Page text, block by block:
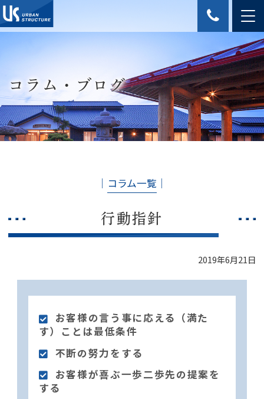
コラム・ブログ
│ コラム一覧 │
行動指針
2019年6月21日
お客様の言う事に応える（満た
す）ことは最低条件
不断の努力をする
お客様が喜ぶ一歩二歩先の提案を
する